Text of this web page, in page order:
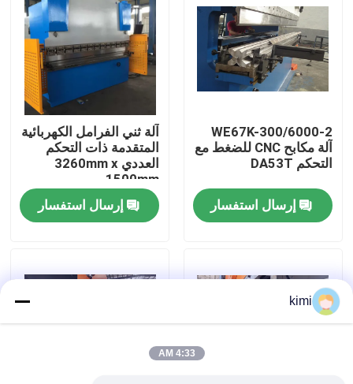
معلومات عنا
جولة في المصنع
ضبط الجودة
اتصل بنا
أخبار
القضايا
اطلب عرض أسعار
2-WE67K-300/6000
آلة مكابح CNC للضغط مع
التحكم DA53T
إرسال استفسار
آلة ثني الفرامل الكهربائية
المتقدمة ذات التحكم
العددي 3260mm x
1500mm
إرسال استفسار
kimi
4:33 AM